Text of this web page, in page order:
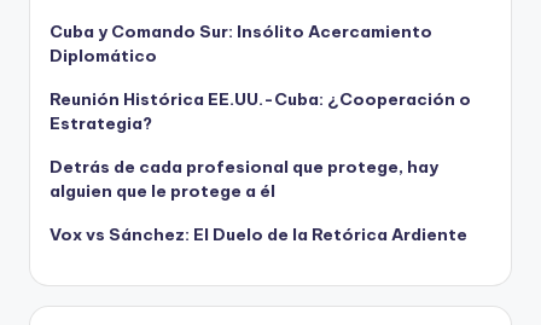
Cuba y Comando Sur: Insólito Acercamiento
Diplomático
Reunión Histórica EE.UU.-Cuba: ¿Cooperación o
Estrategia?
Detrás de cada profesional que protege, hay
alguien que le protege a él
Vox vs Sánchez: El Duelo de la Retórica Ardiente